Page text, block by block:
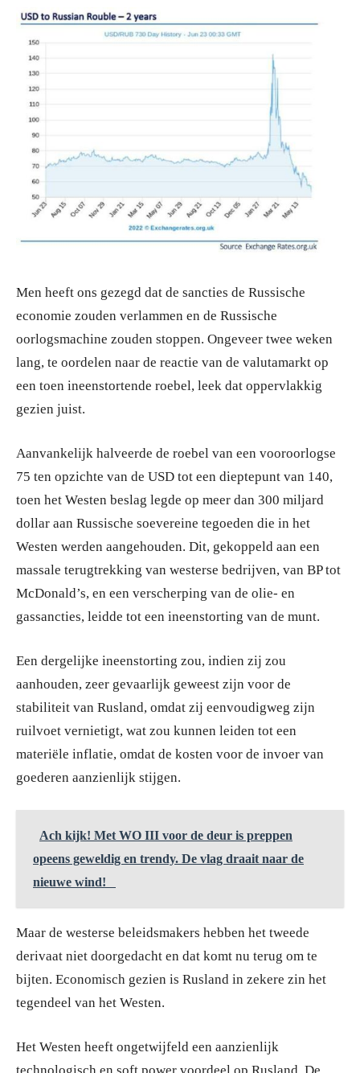
Men heeft ons gezegd dat de sancties de Russische
economie zouden verlammen en de Russische
oorlogsmachine zouden stoppen. Ongeveer twee weken
lang, te oordelen naar de reactie van de valutamarkt op
een toen ineenstortende roebel, leek dat oppervlakkig
gezien juist.
Aanvankelijk halveerde de roebel van een vooroorlogse
75 ten opzichte van de USD tot een dieptepunt van 140,
toen het Westen beslag legde op meer dan 300 miljard
dollar aan Russische soevereine tegoeden die in het
Westen werden aangehouden. Dit, gekoppeld aan een
massale terugtrekking van westerse bedrijven, van BP tot
McDonald’s, en een verscherping van de olie- en
gassancties, leidde tot een ineenstorting van de munt.
Een dergelijke ineenstorting zou, indien zij zou
aanhouden, zeer gevaarlijk geweest zijn voor de
stabiliteit van Rusland, omdat zij eenvoudigweg zijn
ruilvoet vernietigt, wat zou kunnen leiden tot een
materiële inflatie, omdat de kosten voor de invoer van
goederen aanzienlijk stijgen.
Ach kijk! Met WO III voor de deur is preppen
opeens geweldig en trendy. De vlag draait naar de
nieuwe wind!
Maar de westerse beleidsmakers hebben het tweede
derivaat niet doorgedacht en dat komt nu terug om te
bijten. Economisch gezien is Rusland in zekere zin het
tegendeel van het Westen.
Het Westen heeft ongetwijfeld een aanzienlijk